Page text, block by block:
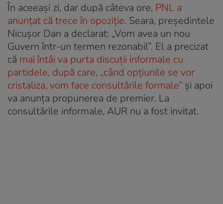
În aceeași zi, dar după câteva ore, PNL a
anunțat că trece în opoziție. Seara, președintele
Nicușor Dan a declarat: „Vom avea un nou
Guvern într-un termen rezonabil”. El a precizat
că mai întâi va purta discuții informale cu
partidele, după care, „când opțiunile se vor
cristaliza, vom face consultările formale” și apoi
va anunța propunerea de premier. La
consultările informale, AUR nu a fost invitat.